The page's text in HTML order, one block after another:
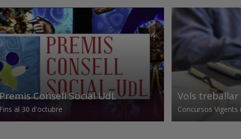
Consell Social UdL
Fins al 30 d'octubre
Vols
Concursos